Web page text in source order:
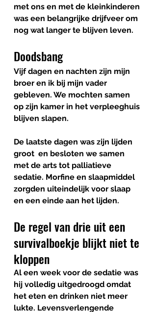
met ons en met de kleinkinderen
was een belangrijke drijfveer om
nog wat langer te blijven leven.
Doodsbang
Vijf dagen en nachten zijn mijn
broer en ik bij mijn vader
gebleven. We mochten samen
op zijn kamer in het verpleeghuis
blijven slapen.
De laatste dagen was zijn lijden
groot  en besloten we samen
met de arts tot palliatieve
sedatie. Morfine en slaapmiddel
zorgden uiteindelijk voor slaap
en een einde aan het lijden.
De regel van drie uit een
survivalboekje blijkt niet te
kloppen
Al een week voor de sedatie was
hij volledig uitgedroogd omdat
het eten en drinken niet meer
lukte. Levensverlengende